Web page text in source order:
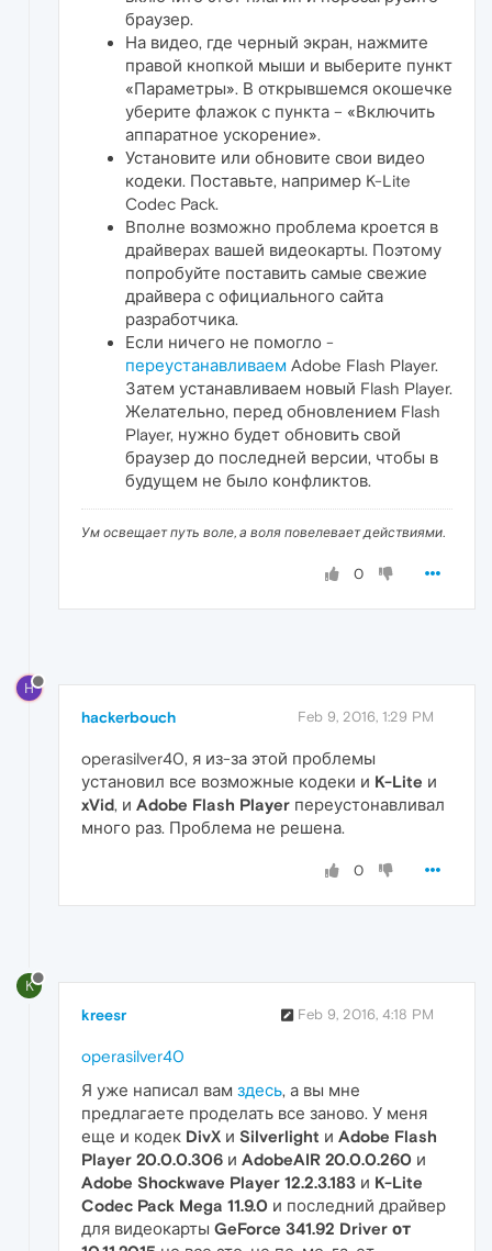
браузер.
На видео, где черный экран, нажмите
правой кнопкой мыши и выберите пункт
«Параметры». В открывшемся окошечке
уберите флажок с пункта – «Включить
аппаратное ускорение».
Установите или обновите свои видео
кодеки. Поставьте, например K-Lite
Codec Pack.
Вполне возможно проблема кроется в
драйверах вашей видеокарты. Поэтому
попробуйте поставить самые свежие
драйвера с официального сайта
разработчика.
Если ничего не помогло -
переустанавливаем Adobe Flash Player.
Затем устанавливаем новый Flash Player.
Желательно, перед обновлением Flash
Player, нужно будет обновить свой
браузер до последней версии, чтобы в
будущем не было конфликтов.
Ум освещает путь воле, а воля повелевает действиями.
0
H
hackerbouch Feb 9, 2016, 1:29 PM
operasilver40, я из-за этой проблемы
установил все возможные кодеки и K-Lite и
xVid, и Adobe Flash Player переустонавливал
много раз. Проблема не решена.
0
K
kreesr Feb 9, 2016, 4:18 PM
operasilver40
Я уже написал вам здесь, а вы мне
предлагаете проделать все заново. У меня
еще и кодек DivX и Silverlight и Adobe Flash
Player 20.0.0.306 и AdobeAIR 20.0.0.260 и
Adobe Shockwave Player 12.2.3.183 и K-Lite
Codec Pack Mega 11.9.0 и последний драйвер
для видеокарты GeForce 341.92 Driver от